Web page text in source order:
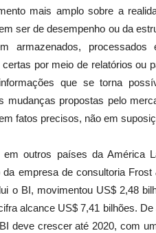
mais amplo sobre a
ser de desempenho ou da
armazenados,
por meio de relatórios ou
que se torna
mudanças propostas pelo
fatos precisos, não em
outros países da América
empresa de consultoria
o BI, movimentou US$ 2,48
alcance US$ 7,41 bilhões.
deve crescer até 2020, com